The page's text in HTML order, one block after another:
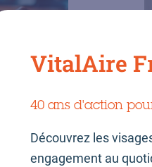
PPC
VitalAire
40 ans d'action
Découvrez les
engagement au